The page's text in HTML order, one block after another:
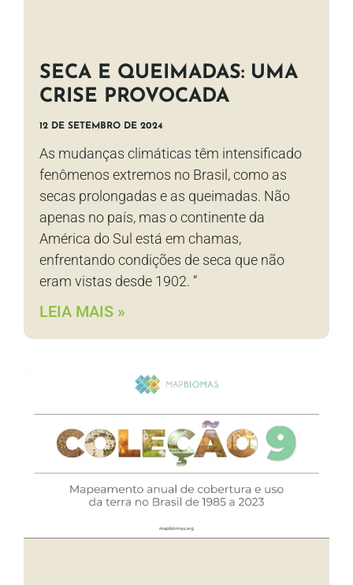
SECA E QUEIMADAS: UMA
CRISE PROVOCADA
12 DE SETEMBRO DE 2024
As mudanças climáticas têm intensificado
fenômenos extremos no Brasil, como as
secas prolongadas e as queimadas. Não
apenas no país, mas o continente da
América do Sul está em chamas,
enfrentando condições de seca que não
eram vistas desde 1902. “
LEIA MAIS »